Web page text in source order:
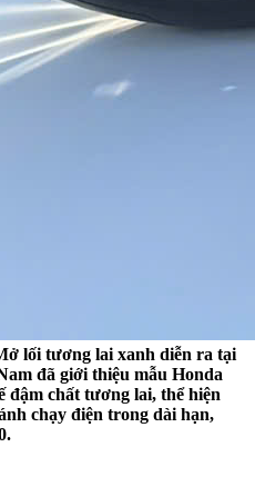
lối tương lai xanh diễn ra tại
đã giới thiệu mẫu Honda
chất tương lai, thể hiện
chạy điện trong dài hạn,